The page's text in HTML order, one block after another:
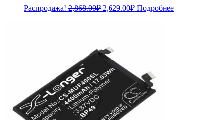
Распродажа! 2,868.00₽ Первоначальная
2,629.00₽Текущая
цена:
Подробнее